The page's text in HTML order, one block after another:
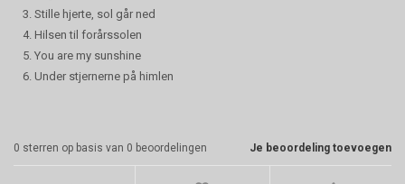
3. Stille hjerte, sol går ned
4. Hilsen til forårssolen
5. You are my sunshine
6. Under stjernerne på himlen
Je beoordeling toevoegen
0 sterren op basis van 0 beoordelingen